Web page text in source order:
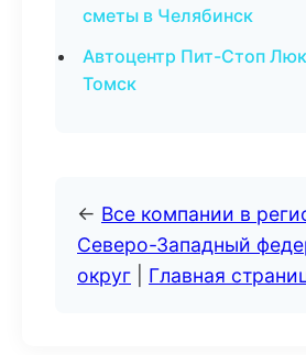
сметы в Челябинск
Автоцентр Пит-Стоп
Томск
← Все компании в
Северо-Западный
округ
Главная